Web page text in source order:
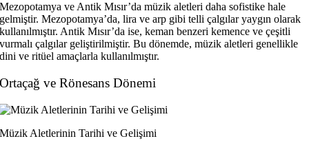
Mezopotamya ve Antik Mısır’da müzik aletleri daha sofistike hale
gelmiştir. Mezopotamya’da, lira ve arp gibi telli çalgılar yaygın olarak
kullanılmıştır. Antik Mısır’da ise, keman benzeri kemence ve çeşitli
vurmalı çalgılar geliştirilmiştir. Bu dönemde, müzik aletleri genellikle
dini ve ritüel amaçlarla kullanılmıştır.
Ortaçağ ve Rönesans Dönemi
Müzik Aletlerinin Tarihi ve Gelişimi